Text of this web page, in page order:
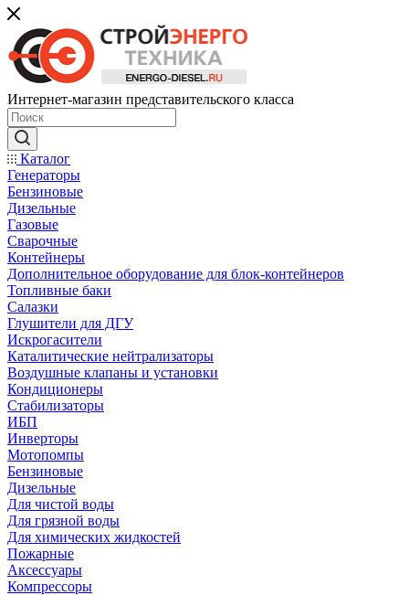
Интернет-магазин представительского класса
Каталог
Генераторы
Бензиновые
Дизельные
Газовые
Сварочные
Контейнеры
Дополнительное оборудование для блок-контейнеров
Топливные баки
Салазки
Глушители для ДГУ
Искрогасители
Каталитические нейтрализаторы
Воздушные клапаны и установки
Кондиционеры
Стабилизаторы
ИБП
Инверторы
Мотопомпы
Бензиновые
Дизельные
Для чистой воды
Для грязной воды
Для химических жидкостей
Пожарные
Аксессуары
Компрессоры